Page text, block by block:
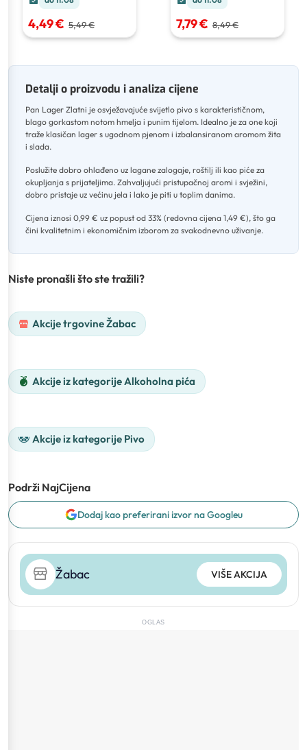
4,49 € 5,49 € 7,79 € 8,49 €
Detalji o proizvodu i analiza cijene
Pan Lager Zlatni je osvježavajuće svijetlo pivo s karakterističnom,
blago gorkastom notom hmelja i punim tijelom. Idealno je za one koji
traže klasičan lager s ugodnom pjenom i izbalansiranom aromom žita
i slada.
Poslužite dobro ohlađeno uz lagane zalogaje, roštilj ili kao piće za
okupljanja s prijateljima. Zahvaljujući pristupačnoj aromi i svježini,
dobro pristaje uz većinu jela i lako je piti u toplim danima.
Cijena iznosi 0,99 € uz popust od 33% (redovna cijena 1,49 €), što ga
čini kvalitetnim i ekonomičnim izborom za svakodnevno uživanje.
Niste pronašli što ste tražili?
Akcije trgovine Žabac
Akcije iz kategorije Alkoholna pića
Akcije iz kategorije Pivo
Podrži NajCijena
Dodaj kao preferirani izvor na Googleu
Žabac VIŠE AKCIJA
OGLAS